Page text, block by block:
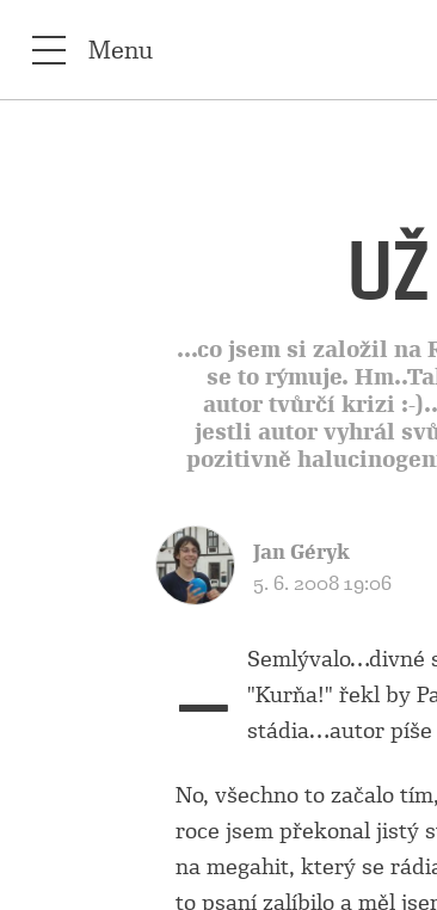
Menu
...co jsem si založil na
se to rýmuje.
autor tvůrčí krizi :-
jestli autor vyhrál
pozitivně
Jan Géryk
5. 6. 2008 19:06
–
Semlývalo…divné
"Kurňa!" řekl by
stádia…autor píše
No, všechno to začalo
roce jsem překonal jistý
na megahit, který se
to psaní zalíbilo a měl